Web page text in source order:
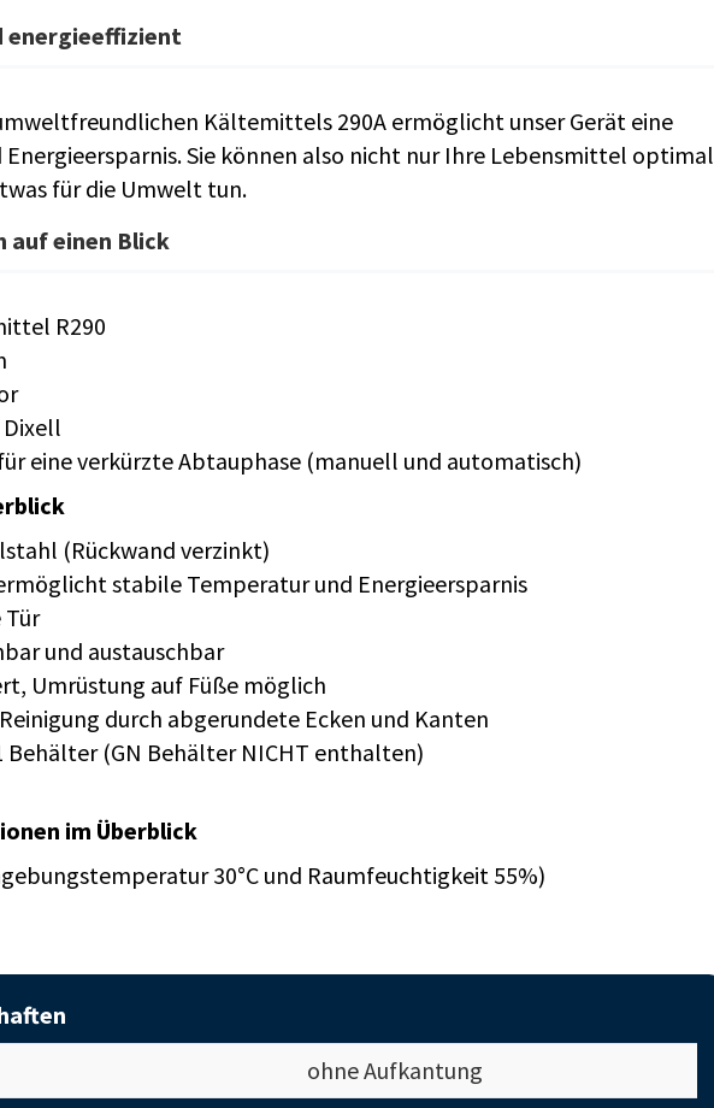
energieeffizient
Kältemittels 290A ermöglicht unser Gerät eine
Energieersparnis. Sie können also nicht nur Ihre Lebensmittel optimal
für die Umwelt tun.
auf einen Blick
R290
eine verkürzte Abtauphase (manuell und automatisch)
(Rückwand verzinkt)
stabile Temperatur und Energieersparnis
und austauschbar
Umrüstung auf Füße möglich
durch abgerundete Ecken und Kanten
Behälter (GN Behälter NICHT enthalten)
im Überblick
30°C und Raumfeuchtigkeit 55%)
ohne Aufkantung